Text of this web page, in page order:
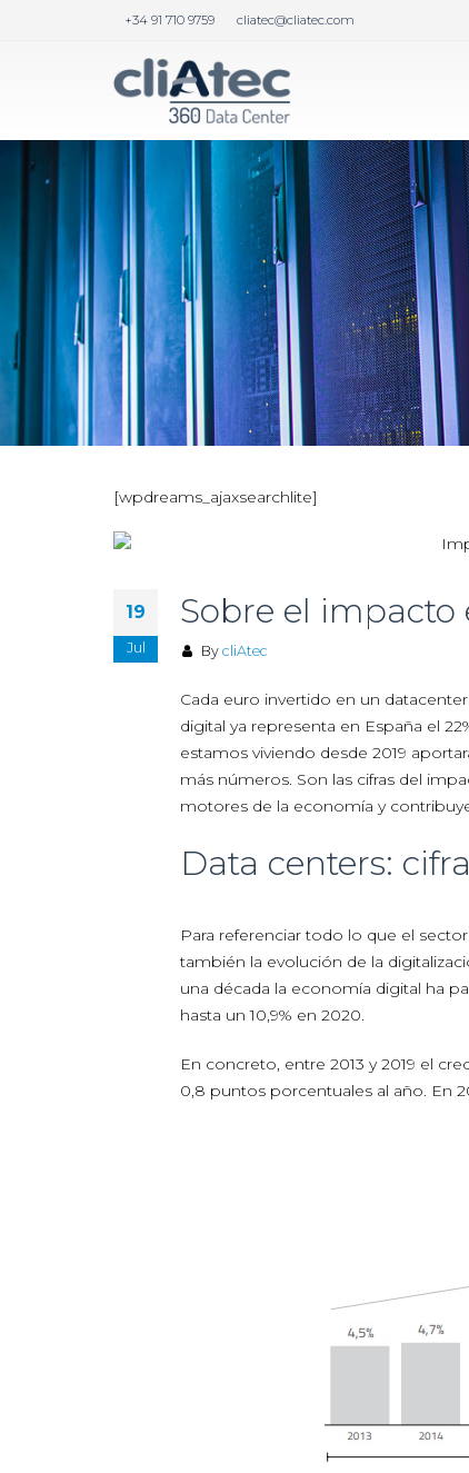
+34 91 710 9759 cliatec@cliatec.com
[wpdreams_ajaxsearchlite]
19
Jul
Sobre el impacto
By cliAtec
Cada euro invertido en un
digital ya representa en España el
estamos viviendo desde 2019
más números. Son las cifras del
motores de la economía y
Data centers:
Para referenciar todo lo que el
también la evolución de la
una década la economía digital ha
hasta un 10,9% en 2020.
En concreto, entre 2013 y 2019 el
0,8 puntos porcentuales al año. En